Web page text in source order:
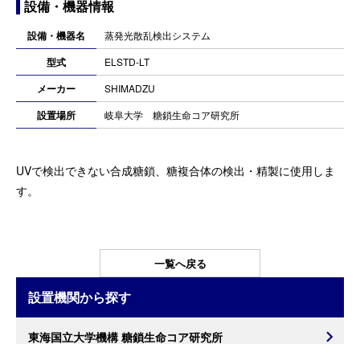
設備・機器情報
設備・機器名 蒸発光散乱検出システム
型式 ELSTD-LT
メーカー SHIMADZU
設置場所 岐阜大学 糖鎖生命コア研究所
UVで検出できない合成糖鎖、糖複合体の検出・精製に使用しま
す。
一覧へ戻る
設置機関から探す
東海国立大学機構 糖鎖生命コア研究所